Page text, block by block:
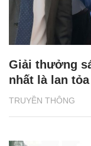
TRUYỀN THÔNG
Giải thưởng
nhất là lan